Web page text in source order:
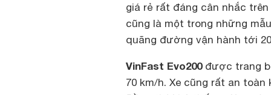
giá rẻ rất đáng cân nhắc
cũng là một trong những
quãng đường vận hành tới
VinFast Evo200được trang
70 km/h. Xe cũng rất an